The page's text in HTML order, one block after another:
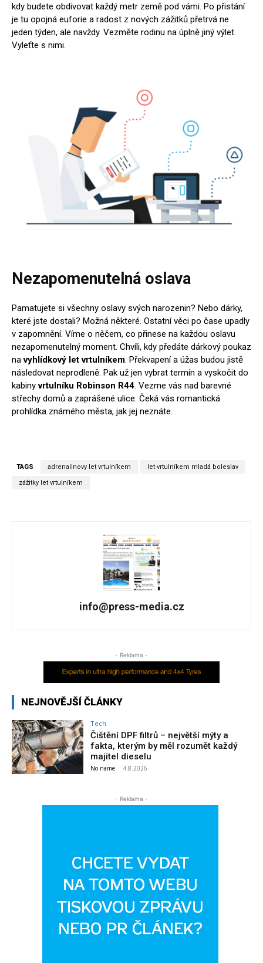
kdy budete obdivovat každý metr země pod vámi. Po přistání
je tu opojná euforie a radost z nových zážitků přetrvá ne
jeden týden, ale navždy. Vezměte rodinu na úplně jiný výlet.
Vyleťte s nimi.
Nezapomenutelná oslava
Pamatujete si všechny oslavy svých narozenin? Nebo dárky,
které jste dostali? Možná některé. Ostatní věci po čase upadly
v zapomnění. Víme o něčem, co přinese na každou oslavu
nezapomenutelný moment. Chvíli, kdy předáte dárkový poukaz
navyhlídkový let vrtulníkem. Překvapení a úžas budou jistě
následovat neprodleně. Pak už jen vybrat termín a vyskočit do
kabinyvrtulníku Robinson R44. Vezme vás nad barevné
střechy domů a zaprášené ulice. Čeká vás romantická
prohlídka známého města, jak jej neznáte.
TAGS adrenalinovy let vrtulníkem let vrtulníkem mladá boleslav
zážitky let vrtulníkem
info@press-media.cz
- Reklama -
NEJNOVĚJŠÍ ČLÁNKY
Tech
Čištění DPF filtrů – největší mýty a
fakta, kterým by měl rozumět každý
majitel dieselu
No name - 4.8.2026
- Reklama -